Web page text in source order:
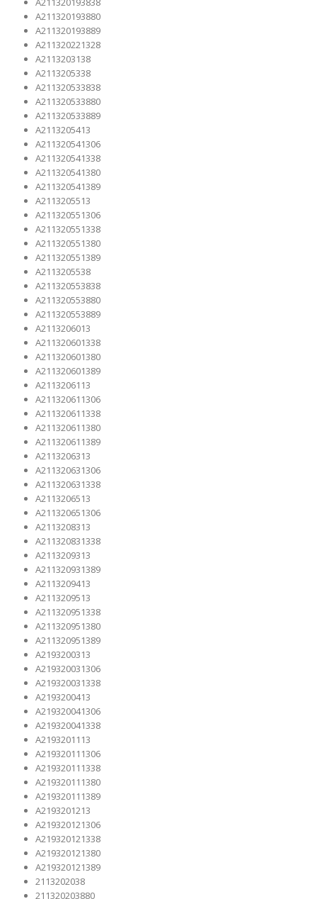
A211320193880
A211320193889
A211320221328
A2113203138
A2113205338
A211320533838
A211320533880
A211320533889
A2113205413
A211320541306
A211320541338
A211320541380
A211320541389
A2113205513
A211320551306
A211320551338
A211320551380
A211320551389
A2113205538
A211320553838
A211320553880
A211320553889
A2113206013
A211320601338
A211320601380
A211320601389
A2113206113
A211320611306
A211320611338
A211320611380
A211320611389
A2113206313
A211320631306
A211320631338
A2113206513
A211320651306
A2113208313
A211320831338
A2113209313
A211320931389
A2113209413
A2113209513
A211320951338
A211320951380
A211320951389
A2193200313
A219320031306
A219320031338
A2193200413
A219320041306
A219320041338
A2193201113
A219320111306
A219320111338
A219320111380
A219320111389
A2193201213
A219320121306
A219320121338
A219320121380
A219320121389
2113202038
211320203880